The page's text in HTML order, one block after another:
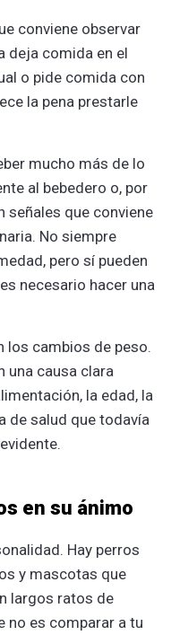
conviene observar
deja comida en el
o pide comida con
la pena prestarle
mucho más de lo
al bebedero o, por
señales que conviene
No siempre
pero sí pueden
necesario hacer una
los cambios de peso.
una causa clara
la edad, la
de salud que todavía
en su ánimo
Hay perros
y mascotas que
largos ratos de
no es comparar a tu